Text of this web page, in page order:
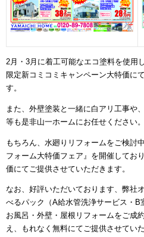
2 月・ 3 月に着工可能なエコ塗料を使用
限定新コミコミキャンペーン大特価に
す。
また、外壁塗装と一緒に白アリ工事や
等も是非山一ホームにお任せください。
もちろん、水廻りリフォームをご検討
フォーム大特価フェア』を開催してお
価にてご提供させていただきます。
なお、好評いただいております、弊
べるパック（A給水管洗浄サービス・ B
お風呂・外壁・屋根リフォームをご成
え、もれなく無料にてご提供させてい